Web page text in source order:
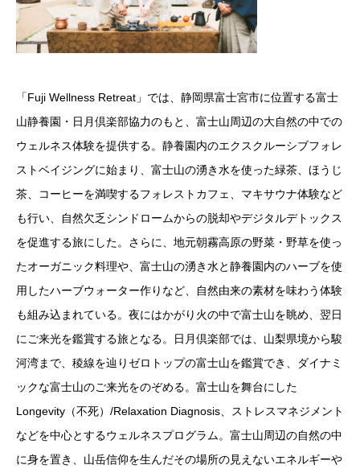
「Fuji Wellness Retreat」では、静岡県富士宮市に位置する富士
山静養園・日月倶楽部協力のもと、富士山周辺の大自然の中での
ウェルネス体験を提供する。静養園内のエクスクルーシブフォレ
ストベイジングに始まり、富士山の湧き水を使った緑茶、ほうじ
茶、コーヒーを満喫するフォレストカフェ、マキサウナ体験など
も行い、自然欠乏シンドロームからの脱却やデジタルデトックス
を促進する旅にした。さらに、地元朝霧高原の野菜・野草を使っ
たオーガニック料理や、富士山の湧き水と静養園内のハーブを使
用したハーブウォーター作りなど、自然由来の素材を味わう体験
も組み込まれている。夜にはかがり火の中で富士山を眺め、翌日
にご来光を鑑賞する旅となる。日月倶楽部では、山梨県境から駿
河湾まで、稜線を辿りゼロトップの富士山を鑑賞でき、ダイナミ
ックな富士山のご来光をのぞめる。富士山を舞台にした
Longevity（不死）/Relaxation Diagnosis、ストレスマネジメント
などを中心とするウェルネスプログラム。富士山周辺の自然の中
に身を置き、山岳信仰を生んだその場所の見えないエネルギーや